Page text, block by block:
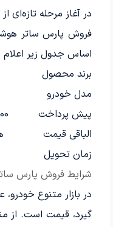
در آغاز مرحله تازه‌ای
اساس جدول زیر
شرایط فروش پارس
برند محصول
مدل خودرو
پیش پرداخت
الباقی قیمت
زمان تحویل
در بازار متنوع خودرو،
گیرد، قیمت است. از